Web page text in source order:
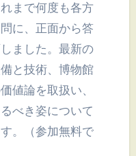
まで何度も各方
に、正面から答
ました。最新の
と技術、博物館
値論を取扱い、
べき姿について
。（参加無料で